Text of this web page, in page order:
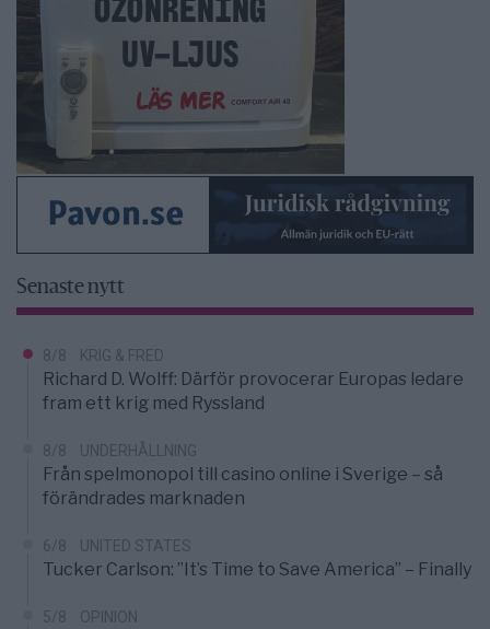
Senaste nytt
8/8 KRIG & FRED
Richard D. Wolff: Därför provocerar Europas ledare
fram ett krig med Ryssland
8/8 UNDERHÅLLNING
Från spelmonopol till casino online i Sverige – så
förändrades marknaden
6/8 UNITED STATES
Tucker Carlson: ”It’s Time to Save America” – Finally
5/8 OPINION